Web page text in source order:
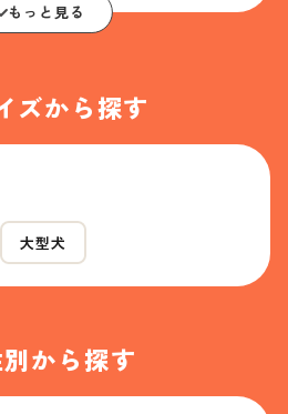
もっと見る
ズから探す
大型犬
から探す